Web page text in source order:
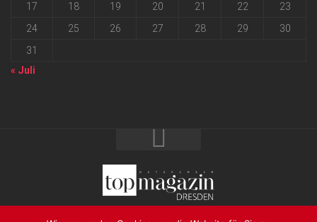
17
18 19 20 21 22
23
24
25 26 27 28 29
30
31
« Juli